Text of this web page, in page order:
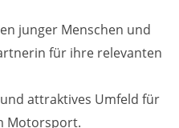
junger Menschen und
für ihre relevanten
attraktives Umfeld für
Motorsport.